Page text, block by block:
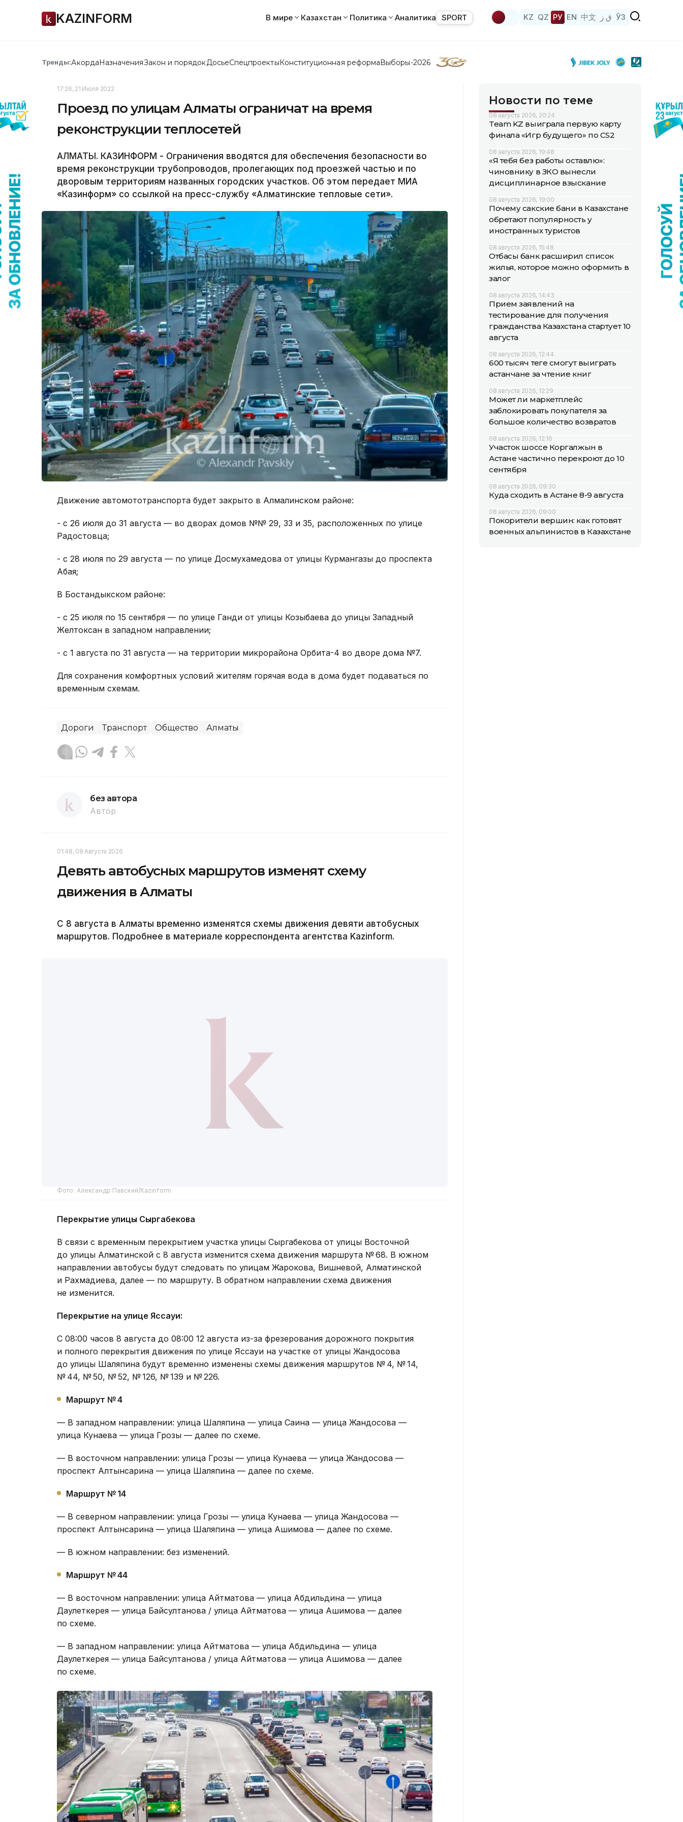
KAZINFORM В мире Казахстан Политика Аналитика SPORT KZ QZ РУ EN 中文 ق ز ЎЗ
Тренды:АкордаНазначенияЗакон и порядок ДосьеСпецпроектыКонституционная реформаВыборы-2026
17:26, 21 Июля 2022
Проезд по улицам Алматы ограничат на время
реконструкции теплосетей
АЛМАТЫ. КАЗИНФОРМ - Ограничения вводятся для обеспечения безопасности во
время реконструкции трубопроводов, пролегающих под проезжей частью и по
дворовым территориям названных городских участков. Об этом передает МИА
«Казинформ» со ссылкой на пресс-службу «Алматинские тепловые сети».
Движение автомототранспорта будет закрыто в Алмалинском районе:
- с 26 июля до 31 августа — во дворах домов №№ 29, 33 и 35, расположенных по улице
Радостовца;
- с 28 июля по 29 августа — по улице Досмухамедова от улицы Курмангазы до проспекта
Абая;
В Бостандыкском районе:
- с 25 июля по 15 сентября — по улице Ганди от улицы Козыбаева до улицы Западный
Желтоксан в западном направлении;
- с 1 августа по 31 августа — на территории микрорайона Орбита-4 во дворе дома №7.
Для сохранения комфортных условий жителям горячая вода в дома будет подаваться по
временным схемам.
Дороги Транспорт Общество Алматы
без автора
Автор
01:48, 08 Августа 2026
Девять автобусных маршрутов изменят схему
движения в Алматы
С 8 августа в Алматы временно изменятся схемы движения девяти автобусных
маршрутов. Подробнее в материале корреспондента агентства Kazinform.
Фото: Александр Павский/Kazinform
Перекрытие улицы Сыргабекова
В связи с временным перекрытием участка улицы Сыргабекова от улицы Восточной
до улицы Алматинской с 8 августа изменится схема движения маршрута № 68. В южном
направлении автобусы будут следовать по улицам Жарокова, Вишневой, Алматинской
не изменится.
Перекрытие на улице Яссауи:
С 08:00 часов 8 августа до 08:00 12 августа из-за фрезерования дорожного покрытия
и полного перекрытия движения по улице Яссауи на участке от улицы Жандосова
№ 44, № 50, № 52, № 126, № 139 и № 226.
Маршрут № 4
улица Кунаева — улица Грозы — далее по схеме.
проспект Алтынсарина — улица Шаляпина — далее по схеме.
Маршрут № 14
проспект Алтынсарина — улица Шаляпина — улица Ашимова — далее по схеме.
— В южном направлении: без изменений.
Маршрут № 44
— В восточном направлении: улица Айтматова — улица Абдильдина — улица
по схеме.
— В западном направлении: улица Айтматова — улица Абдильдина — улица
по схеме.
Новости по теме
08 августа 2026, 20:24
Team KZ выиграла первую карту
финала «Игр будущего» по CS2
08 августа 2026, 19:48
«Я тебя без работы оставлю»:
чиновнику в ЗКО вынесли
дисциплинарное взыскание
08 августа 2026, 19:00
Почему сакские бани в Казахстане
обретают популярность у
иностранных туристов
08 августа 2026, 15:48
Отбасы банк расширил список
жилья, которое можно оформить в
залог
08 августа 2026, 14:43
Прием заявлений на
тестирование для получения
гражданства Казахстана стартует 10
августа
08 августа 2026, 12:44
600 тысяч теңге смогут выиграть
астанчане за чтение книг
08 августа 2026, 12:29
Может ли маркетплейс
заблокировать покупателя за
большое количество возвратов
08 августа 2026, 12:16
Участок шоссе Коргалжын в
Астане частично перекроют до 10
сентября
08 августа 2026, 09:30
Куда сходить в Астане 8-9 августа
08 августа 2026, 09:00
Покорители вершин: как готовят
военных альпинистов в Казахстане